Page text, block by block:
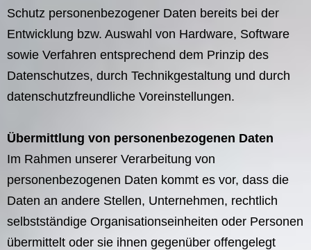
Schutz personenbezogener Daten bereits bei der
Entwicklung bzw. Auswahl von Hardware, Software
sowie Verfahren entsprechend dem Prinzip des
Datenschutzes, durch Technikgestaltung und durch
datenschutzfreundliche Voreinstellungen.
Übermittlung von personenbezogenen Daten
Im Rahmen unserer Verarbeitung von
personenbezogenen Daten kommt es vor, dass die
Daten an andere Stellen, Unternehmen, rechtlich
selbstständige Organisationseinheiten oder Personen
übermittelt oder sie ihnen gegenüber offengelegt